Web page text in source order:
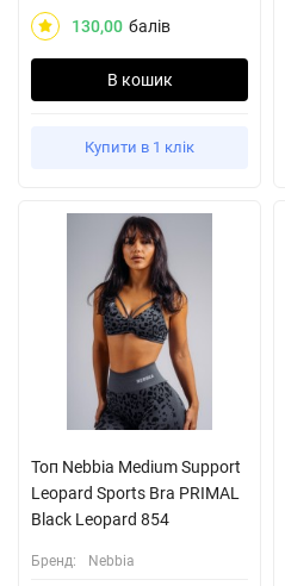
130,00 балів
В кошик
Купити в 1 клік
Топ Nebbia Medium Support
Leopard Sports Bra PRIMAL
Black Leopard 854
Бренд: Nebbia